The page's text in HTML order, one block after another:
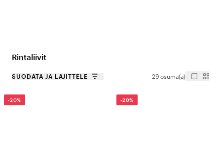
Rintaliivit
SUODATA JA LAJITTELE 29 osuma(a)
-20% -20%